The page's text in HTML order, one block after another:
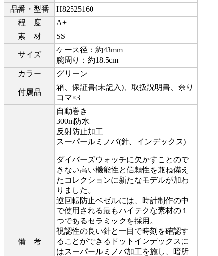
品番・型番
H82525160
程 度
A+
素 材
SS
サイズ
ケース径：約43mm
腕周り：約18.5cm
カラー
グリーン
付属品
箱、保証書(未記入)、取扱説明書、余り
コマ×3
備 考
自動巻き
300m防水
反射防止加工
スーパールミノバ(針、インデックス)
ダイバーズウォッチに欠かすことので
きない高い機能性と信頼性を兼ね備え
たコレクションに新たなモデルが加わ
りました。
逆回転防止ベゼルには、時計制作の中
で使用される最もハイテクな素材の１
つであるセラミックを採用。
視認性の良い針と一目で時刻を確認す
ることができるドットインデックスに
はスーパールミノバ加工を施し、暗所